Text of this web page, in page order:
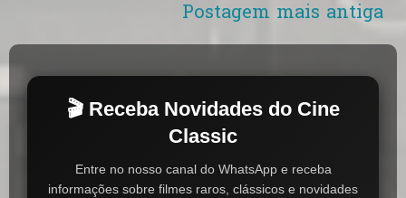
Postagem mais antiga
🎬 Receba Novidades do Cine
Classic
Entre no nosso canal do WhatsApp e receba
informações sobre filmes raros, clássicos e novidades